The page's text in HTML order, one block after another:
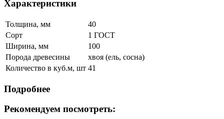
Характеристики
Толщина, мм
40
Сорт
1 ГОСТ
Ширина, мм
100
Порода древесины
хвоя (ель, сосна)
Количество в куб.м, шт 41
Подробнее
Рекомендуем посмотреть: